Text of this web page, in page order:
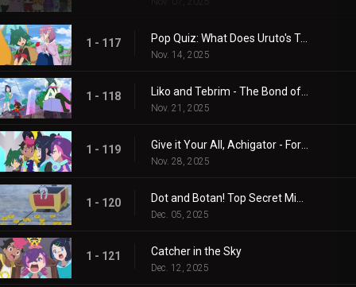
1 - 117 Pop Quiz: What Does Uruto's Training Involve?
Nov. 14, 2025
1 - 118
Nov. 21, 2025
1 - 119
Nov. 28, 2025
1 - 120
Dec. 05, 2025
1 - 121 Catcher in the Sky
Dec. 12, 2025